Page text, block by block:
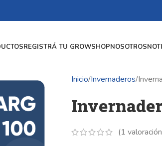
REGISTRÁ TU GROWSHOPNOSOTROS
Inicio Invernaderos
(1